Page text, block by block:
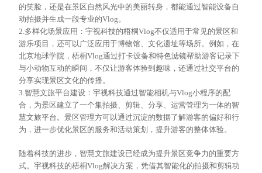
的笑脸，还是在景区自然风光中的美丽转身 ，都能通过智能设备自
动拍摄并生成一段专业的Vlog。
2.多样化场景应用：宇视科技的梧桐Vlog不仅适用于常见的景区和
游乐项目，还可以广泛应用于博物馆、文化遗址等场所。例如，在
北京地球学院，梧桐Vlog通过打卡设备和特色滤镜帮助游客记录下
与小动物互动的瞬间，不仅让游客体验到趣味，还通过社交平台的
分享实现景区文化的传播。
3.智慧文旅平台建设：宇视科技通过智能相机与Vlog小程序的配
合，为景区建立了一个集拍摄、剪辑、分享、运营管理为一体的智
慧文旅平台。景区管理方可以通过沉淀的数据了解游客的偏好和行
为，进一步优化景区的服务和活动策划，提升游客的整体体验。
随着科技的进步，智慧文旅建设已经成为提升景区竞争力的重要方
式。宇视科技的梧桐Vlog解决方案，凭借其智能化的拍摄和剪辑功